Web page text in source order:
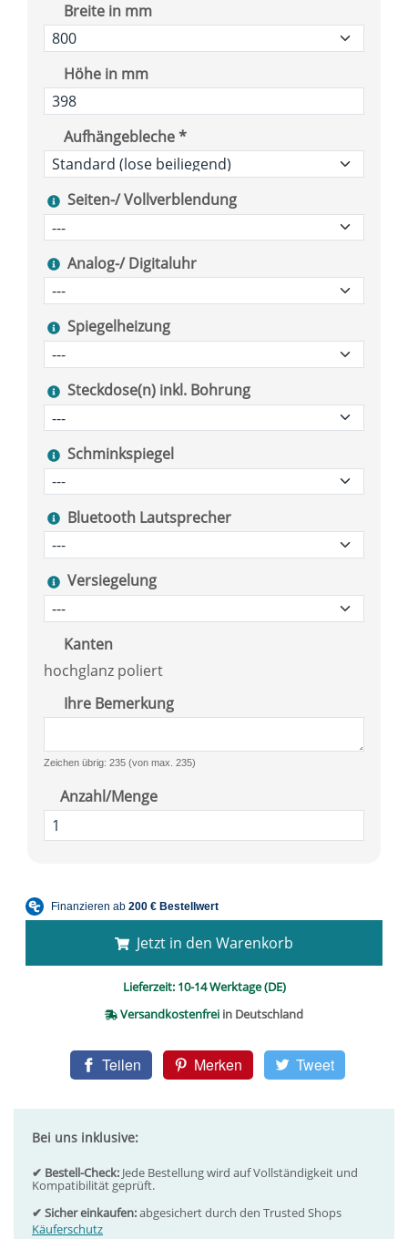
Breite in mm
Höhe in mm
Aufhängebleche *
Seiten-/ Vollverblendung
Analog-/ Digitaluhr
Spiegelheizung
Steckdose(n) inkl. Bohrung
Schminkspiegel
Bluetooth Lautsprecher
Versiegelung
Kanten
hochglanz poliert
Ihre Bemerkung
Zeichen übrig: 235 (von max. 235)
Anzahl/Menge
Jetzt in den Warenkorb
Lieferzeit:10-14 Werktage (DE)
Versandkostenfrei in Deutschland
Teilen Merken Tweet
Bei uns inklusive:
✔ Bestell-Check: Jede Bestellung wird auf Vollständigkeit und
Kompatibilität geprüft.
✔ Sicher einkaufen:abgesichert durch den Trusted Shops
Käuferschutz